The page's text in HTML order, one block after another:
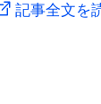
記事全文を